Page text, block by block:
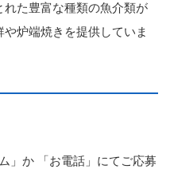
れた豊富な種類の魚介類が
炉端焼きを提供していま
」か 「お電話」にてご応募